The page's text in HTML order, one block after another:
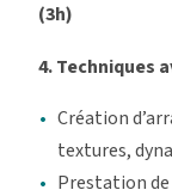
(3h)
4. Techniques
Création
textures,
Prestation